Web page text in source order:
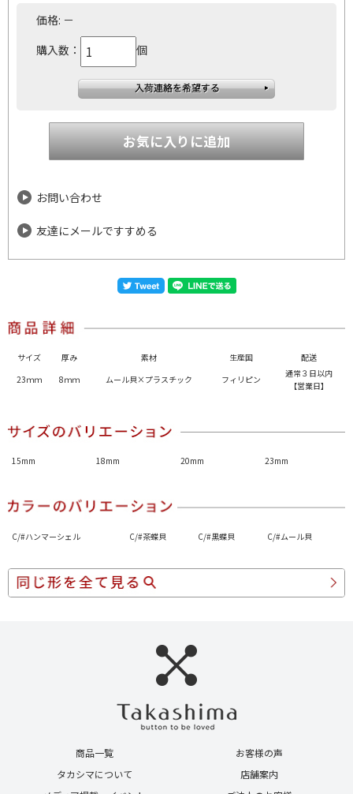
価格: －
購入数：
個
お問い合わせ
友達にメールですすめる
サイズ 厚み 素材 生産国
配送
23ｍｍ
8ｍｍ ムール貝×プラスチック フィリピン
通常３日以内
【営業日】
15mm 18mm 20mm 23mm
C/#ハンマーシェル C/#茶蝶貝 C/#黒蝶貝 C/#ムール貝
商品一覧
お客様の声
タカシマについて
店舗案内